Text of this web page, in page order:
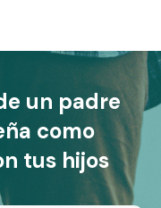
un padre
como
tus hijos